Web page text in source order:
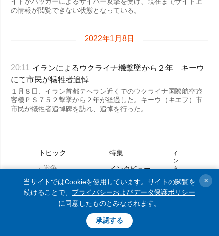
の情報が閲覧できない状態となっている。
2022年1月8日
20:11
イランによるウクライナ機撃墜から２年 キーウ
にて市民が犠牲者追悼
１月８日、イラン首都テヘラン近くでのウクライナ国際航空旅
客機ＰＳ７５２撃墜から２年が経過した。キーウ（キエフ）市
市民が犠牲者追悼碑を訪れ、追悼を行った。
トピック
戦争
被占領地
特集
インタビュー
写真
動画
イ
ン
タ
ネ
ッ
当サイトではCookieを使用しています。サイトの閲覧を
続けることで、 プライバシーおよびデータ保護ポリシー
に同意したものとみなされます。
承認する
×